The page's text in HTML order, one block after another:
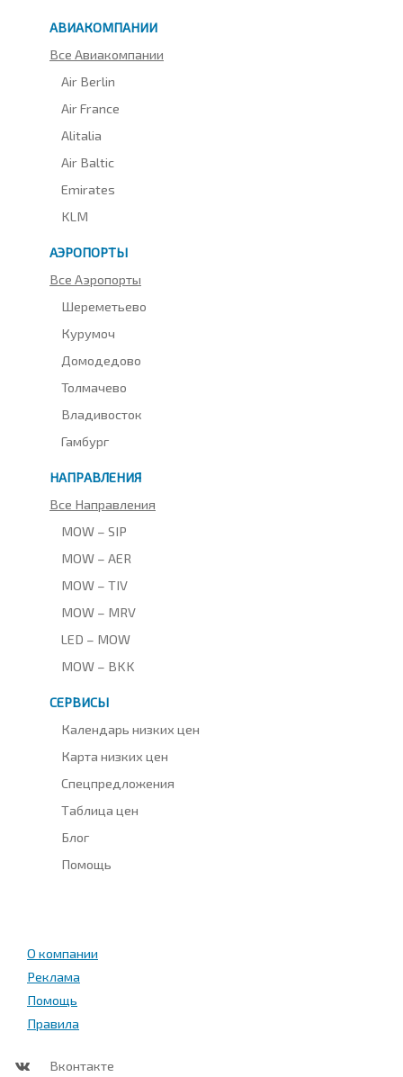
АВИАКОМПАНИИ
Все Авиакомпании
Air Berlin
Air France
Alitalia
Air Baltic
Emirates
KLM
АЭРОПОРТЫ
Все Аэропорты
Шереметьево
Курумоч
Домодедово
Толмачево
Владивосток
Гамбург
НАПРАВЛЕНИЯ
Все Направления
MOW – SIP
MOW – AER
MOW – TIV
MOW – MRV
LED – MOW
MOW – BKK
СЕРВИСЫ
Календарь низких цен
Карта низких цен
Спецпредложения
Таблица цен
Блог
Помощь
О компании
Реклама
Помощь
Правила
Вконтакте